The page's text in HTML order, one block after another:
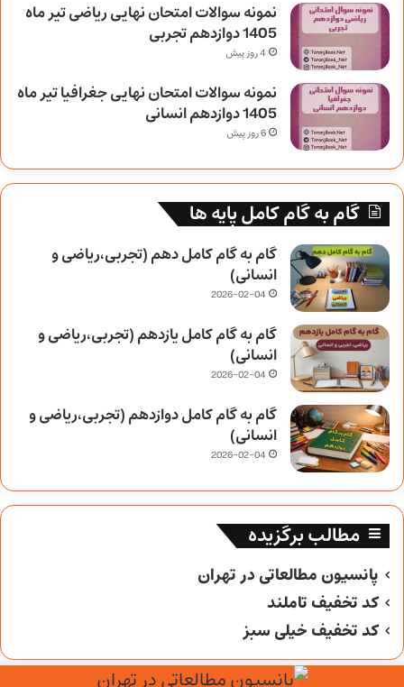
نمونه سوالات امتحان نهایی ریاضی تیر ماه
1405 دوازدهم تجربی
4 روز پیش
نمونه سوالات امتحان نهایی جغرافیا تیر ماه
1405 دوازدهم انسانی
6 روز پیش
گام به گام کامل پایه ها
گام به گام کامل دهم (تجربی،ریاضی و
انسانی)
2026-02-04
گام به گام کامل یازدهم (تجربی،ریاضی و
انسانی)
2026-02-04
گام به گام کامل دوازدهم (تجربی،ریاضی و
انسانی)
2026-02-04
مطالب برگزیده
پانسیون مطالعاتی در تهران
کد تخفیف تاملند
کد تخفیف خیلی سبز